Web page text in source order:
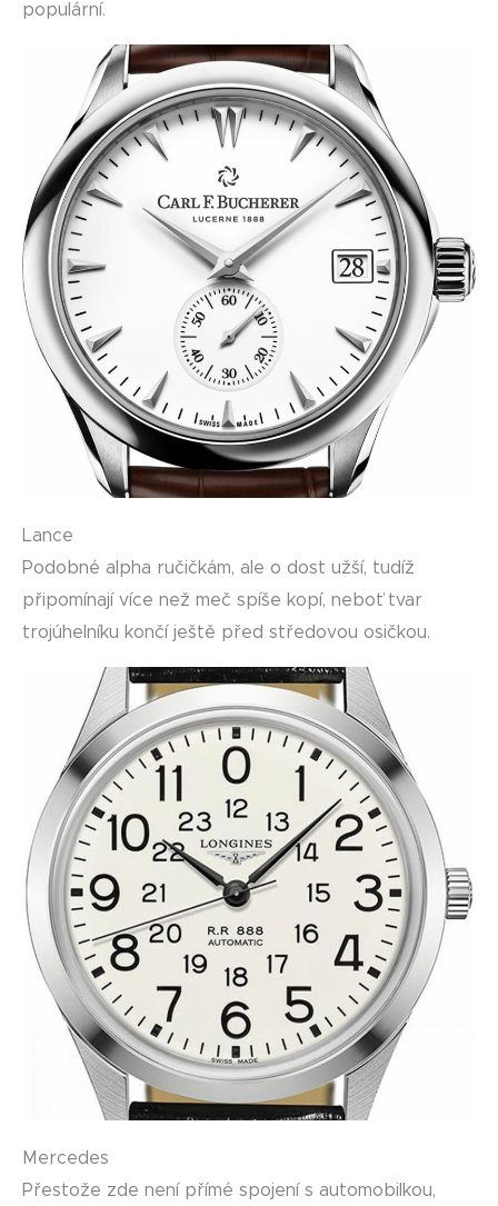
populární.
Lance
Podobné alpha ručičkám, ale o dost užší, tudíž
připomínají více než meč spíše kopí, neboť tvar
trojúhelníku končí ještě před středovou osičkou.
Mercedes
Přestože zde není přímé spojení s automobilkou,